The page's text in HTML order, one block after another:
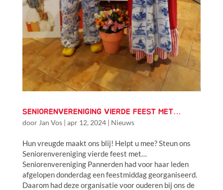
SENIORENVERENIGING VIERDE FEEST MET…
door Jan Vos| apr 12, 2024| Nieuws
Hun vreugde maakt ons blij! Helpt u mee? Steun ons
Seniorenvereniging vierde feest met…
Seniorenvereniging Pannerden had voor haar leden
afgelopen donderdag een feestmiddag georganiseerd.
Daarom had deze organisatie voor ouderen bij ons de